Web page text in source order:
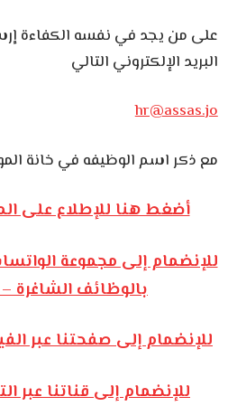
على من يجد في نفسه الكفاءة
البريد الإلكتروني التالي
hr@assas.jo
مع ذكر اسم الوظيفه في خانة
أضغط هنا للإطلاع على
للإنضمام إلى مجموعة
بالوظائف الشاغرة
للإنضمام إلى صفحتنا عبر
للإنضمام إلى قناتنا عبر